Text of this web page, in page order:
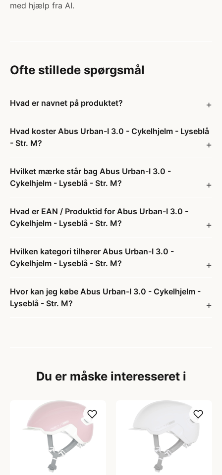
med hjælp fra AI.
Ofte stillede spørgsmål
Hvad er navnet på produktet?
Hvad koster Abus Urban-I 3.0 - Cykelhjelm - Lyseblå
- Str. M?
Hvilket mærke står bag Abus Urban-I 3.0 -
Cykelhjelm - Lyseblå - Str. M?
Hvad er EAN / Produktid for Abus Urban-I 3.0 -
Cykelhjelm - Lyseblå - Str. M?
Hvilken kategori tilhører Abus Urban-I 3.0 -
Cykelhjelm - Lyseblå - Str. M?
Hvor kan jeg købe Abus Urban-I 3.0 - Cykelhjelm -
Lyseblå - Str. M?
Du er måske interesseret i